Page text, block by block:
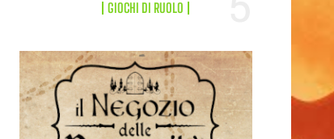
GIOCHI DI RUOLO